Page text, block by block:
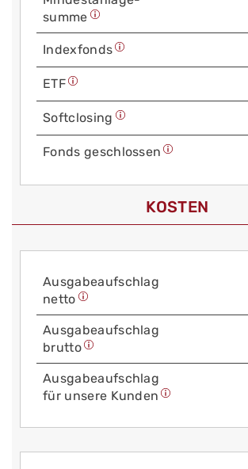
summe
Index­fonds
ETF
Soft­closing
Fonds geschlossen
KOSTEN
Aus­gabe­auf­schlag
netto
Aus­gabe­auf­schlag
brutto
Aus­gabe­auf­schlag
für unsere Kunden